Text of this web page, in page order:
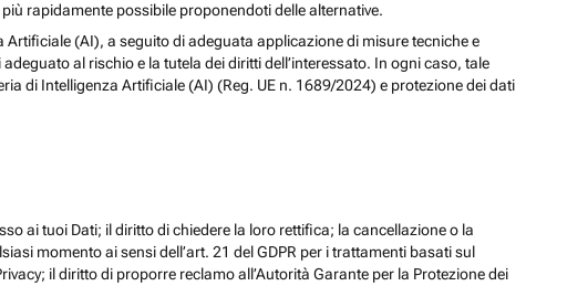
rapidamente possibile proponendoti delle alternative.
(AI), a seguito di adeguata applicazione di misure tecniche e
al rischio e la tutela dei diritti dell’interessato. In ogni caso, tale
di Intelligenza Artificiale (AI) (Reg. UE n. 1689/2024) e protezione dei dati
ai tuoi Dati; il diritto di chiedere la loro rettifica; la cancellazione o la
momento ai sensi dell’art. 21 del GDPR per i trattamenti basati sul
il diritto di proporre reclamo all’Autorità Garante per la Protezione dei